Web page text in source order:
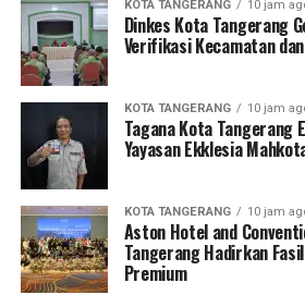
KOTA TANGERANG 10 jam
Dinkes Kota Tangerang
Verifikasi Kecamatan
KOTA TANGERANG 10 jam
Tagana Kota Tangerang
Yayasan Ekklesia
KOTA TANGERANG 10 jam
Aston Hotel and
Tangerang Hadirkan
Premium